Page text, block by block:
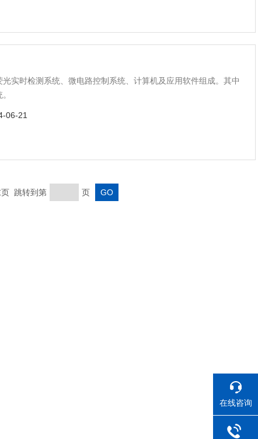
实时检测系统、微电路控制系统、计算机及应用软件组成。其中
06-21
跳转到第 页
在线咨询